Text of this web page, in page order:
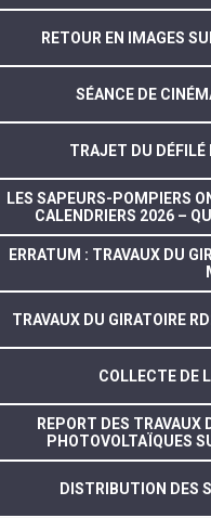
RETOUR EN IMAGES
SÉANCE DE
TRAJET DU
LES SAPEURS-POMPIERS
CALENDRIERS 2026 –
ERRATUM : TRAVAUX DU
TRAVAUX DU GIRATOIRE
COLLECTE DE
REPORT DES TRAVAUX
PHOTOVOLTAÏQUES
DISTRIBUTION DES